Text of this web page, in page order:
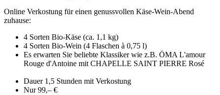
Online Verkostung für einen genussvollen Käse-Wein-Abend
zuhause:
4 Sorten Bio-Käse (ca. 1,1 kg)
4 Sorten Bio-Wein (4 Flaschen à 0,75 l)
Es erwarten Sie beliebte Klassiker wie z.B. ÖMA L'amour
Rouge d'Antoine mit CHAPELLE SAINT PIERRE Rosé
Dauer 1,5 Stunden mit Verkostung
Nur 99,– €